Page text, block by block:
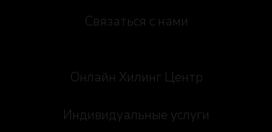
Связаться с нами
Онлайн Хилинг Центр
Индивидуальные услуги